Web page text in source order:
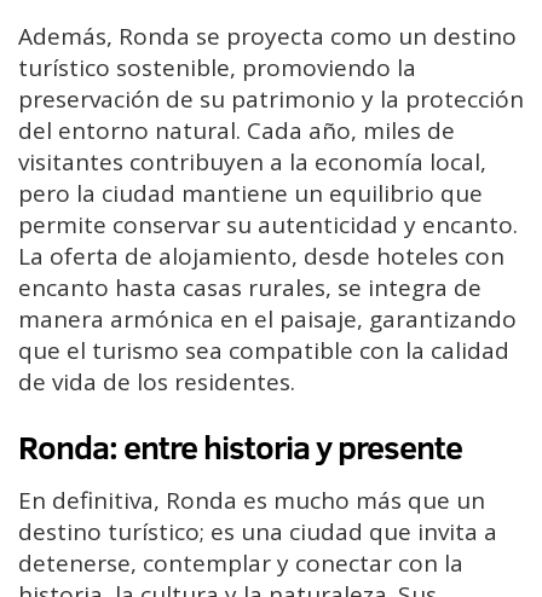
Además, Ronda se proyecta como un destino
turístico sostenible, promoviendo la
preservación de su patrimonio y la protección
del entorno natural. Cada año, miles de
visitantes contribuyen a la economía local,
pero la ciudad mantiene un equilibrio que
permite conservar su autenticidad y encanto.
La oferta de alojamiento, desde hoteles con
encanto hasta casas rurales, se integra de
manera armónica en el paisaje, garantizando
que el turismo sea compatible con la calidad
de vida de los residentes.
Ronda: entre historia y presente
En definitiva, Ronda es mucho más que un
destino turístico; es una ciudad que invita a
detenerse, contemplar y conectar con la